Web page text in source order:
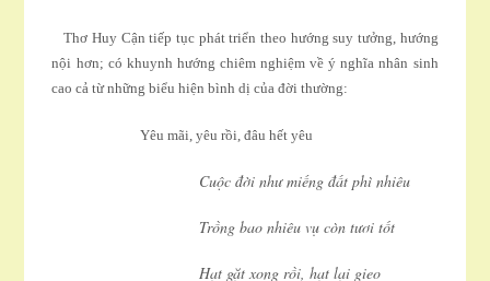
Thơ Huy Cận tiếp tục phát triển theo hướng suy tưởng, hướng
nội hơn; có khuynh hướng chiêm nghiệm về ý nghĩa nhân sinh
cao cả từ những biểu hiện bình dị của đời thường:
Yêu mãi, yêu rồi, đâu hết yêu
Cuộc đời như miếng đất phì nhiêu
Trồng bao nhiêu vụ còn tươi tốt
Hạt gặt xong rồi, hạt lại gieo